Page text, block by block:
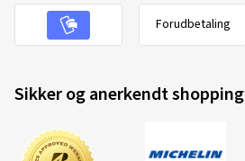
Forudbetaling
Sikker og anerkendt shopping